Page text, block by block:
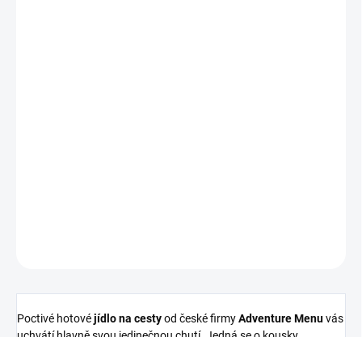
Poctivé hotovéjídlo na cestyod české firmyAdventure Menuvás